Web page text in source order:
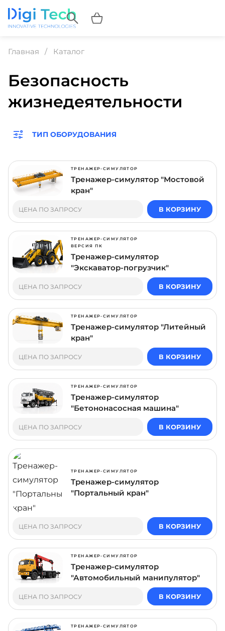
Главная Каталог
Безопасность
жизнедеятельности
ТИП ОБОРУДОВАНИЯ
ТРЕНАЖЕР-СИМУЛЯТОР
Тренажер-симулятор "Мостовой
кран"
ЦЕНА ПО ЗАПРОСУ В КОРЗИНУ
ТРЕНАЖЕР-СИМУЛЯТОР
ВЕРСИЯ ПК
Тренажер-симулятор
"Экскаватор-погрузчик"
ЦЕНА ПО ЗАПРОСУ В КОРЗИНУ
ТРЕНАЖЕР-СИМУЛЯТОР
Тренажер-симулятор "Литейный
кран"
ЦЕНА ПО ЗАПРОСУ В КОРЗИНУ
ТРЕНАЖЕР-СИМУЛЯТОР
Тренажер-симулятор
"Бетононасосная машина"
ЦЕНА ПО ЗАПРОСУ В КОРЗИНУ
ТРЕНАЖЕР-СИМУЛЯТОР
Тренажер-симулятор
"Портальный кран"
ЦЕНА ПО ЗАПРОСУ В КОРЗИНУ
ТРЕНАЖЕР-СИМУЛЯТОР
Тренажер-симулятор
"Автомобильный манипулятор"
ЦЕНА ПО ЗАПРОСУ В КОРЗИНУ
ТРЕНАЖЕР-СИМУЛЯТОР